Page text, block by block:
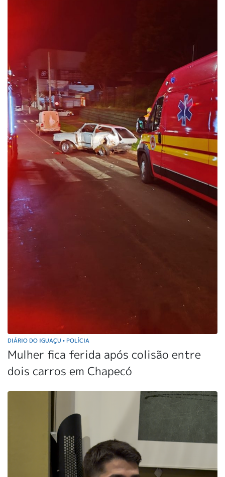
DIÁRIO DO IGUAÇU • POLÍCIA
Mulher fica ferida após colisão entre
dois carros em Chapecó